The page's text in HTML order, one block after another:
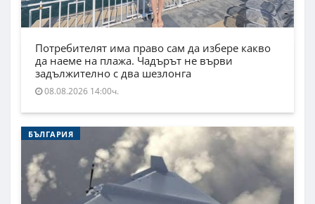
Потребителят има право сам да избере какво
да наеме на плажа. Чадърът не върви
задължително с два шезлонга
08.08.2026 14:00ч.
БЪЛГАРИЯ